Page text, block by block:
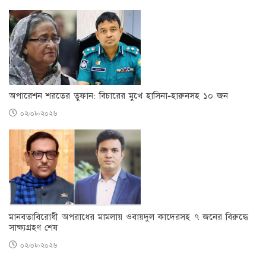
অপারেশন শরতের তুফান: বিচারের মুখে হাসিনা-হারুনসহ ১০ জন
০২/০৮/২০২৬
মানবতাবিরোধী অপরাধের মামলায় ওবায়দুল কাদেরসহ ৭ জনের বিরুদ্ধে
সাক্ষ্যগ্রহণ শেষ
০২/০৮/২০২৬